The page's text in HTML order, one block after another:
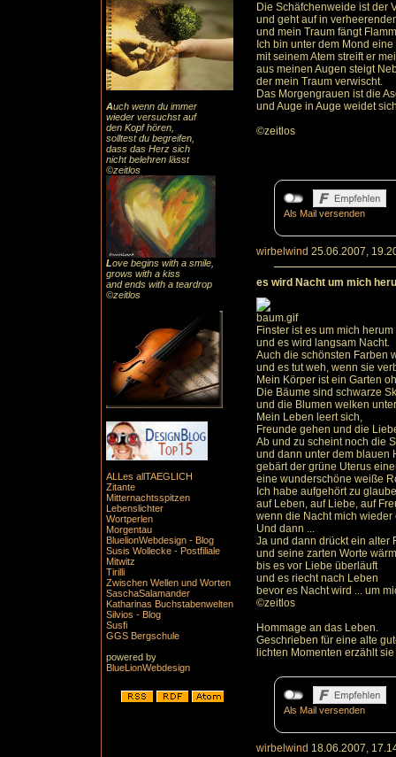
Auch wenn du immer
wieder versuchst auf
den Kopf hören,
solltest du begreifen,
dass das Herz sich
nicht belehren lässt
©zeitlos
Love begins with a smile,
grows with a kiss
and ends with a teardrop
©zeitlos
ALLes allTAEGLICH
Zitante
Mitternachtsspitzen
Lebenslichter
Wortperlen
Morgentau
BluelionWebdesign - Blog
Susis Wollecke - Postfiliale
Mitwitz
Tirilli
Zwischen Wellen und Worten
SaschaSalamander
Katharinas Buchstabenwelten
Silvios - Blog
Susfi
GGS Bergschule
powered by
BlueLionWebdesign
Die Schäfchenweide ist der
und geht auf in
und mein Traum fängt
Ich bin unter dem Mond
mit seinem Atem streift er
aus meinen Augen steigt
der mein Traum verwischt.
Das Morgengrauen ist die
und Auge in Auge weidet
©zeitlos
Als Mail versenden
wirbelwind 25.06.2007,
es wird Nacht um mich
Finster ist es um mich herum
und es wird langsam Nacht.
Auch die schönsten Farben
und es tut weh, wenn sie
Mein Körper ist ein Garten
Die Bäume sind schwarze
und die Blumen welken
Mein Leben leert sich,
Freunde gehen und die
Ab und zu scheint noch die
und dann unter dem blauen
gebärt der grüne Uterus
eine wunderschöne weiße
Ich habe aufgehört zu
auf Leben, auf Liebe, auf
wenn die Nacht mich wieder
Und dann ...
Ja und dann drückt ein alter
und seine zarten Worte
bis es vor Liebe überläuft
und es riecht nach Leben
bevor es Nacht wird ... um
©zeitlos
Hommage an das Leben.
Geschrieben für eine alte
lichten Momenten erzählt
Als Mail versenden
wirbelwind 18.06.2007,